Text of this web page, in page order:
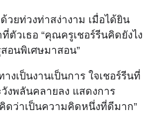
วยท่วงท่าสง่างาม เมื่อได้ยิน
ตัวเธอ “คุณครูเชอร์รีนคิดยังไง
อนพิเศษมาสอน”
งเป็นงานเป็นการ ใจเชอร์รีนที่
วังพลันคลายลง แสดงการ
ดว่าเป็นความคิดหนึ่งที่ดีมาก”